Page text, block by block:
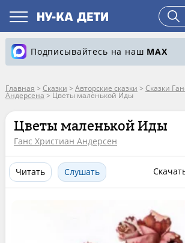
Подписывайтесь на наш MAX
Главная > Сказки > Авторские сказки > Сказки
Андерсена>Цветы маленькой Иды
Цветы маленькой Иды
Ганс Христиан Андерсен
Читать Слушать